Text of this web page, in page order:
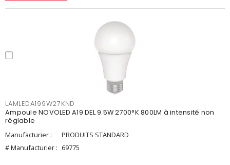
LAMLEDA199W27KND
Ampoule NOVOLED A19 DEL 9.5W 2700°K 800LM à intensité non
réglable
Manufacturier :
PRODUITS STANDARD
# Manufacturier : 69775